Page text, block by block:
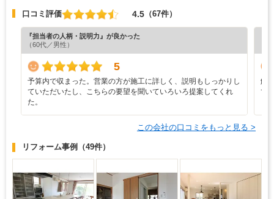
口コミ評価 4.5 （67件）
『担当者の人柄・説明力』が良かった
（60代／男性）
5
予算内で収まった。営業の方が施工に詳しく、説明もしっかりし
ていただいたし、こちらの要望を聞いていろいろ提案してくれ
た。
解
て
この会社の口コミをもっと見る >
リフォーム事例 （49件）